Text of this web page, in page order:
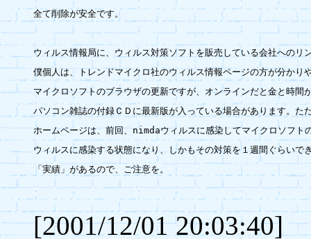
全て削除が安全です。
ウィルス情報局に、ウィルス対策ソフトを販売している会社へのリ
僕個人は、トレンドマイクロ社のウィルス情報ページの方が分かり
マイクロソフトのブラウザの更新ですが、オンラインだと金と時間
パソコン雑誌の付録ＣＤに最新版が入っている場合があります。た
ホームページは、前回、nimdaウィルスに感染してマイクロソフト
ウィルスに感染する状態になり、しかもその対策を１週間ぐらいで
「実績」があるので、ご注意を。
[2001/12/01 20:03:40]